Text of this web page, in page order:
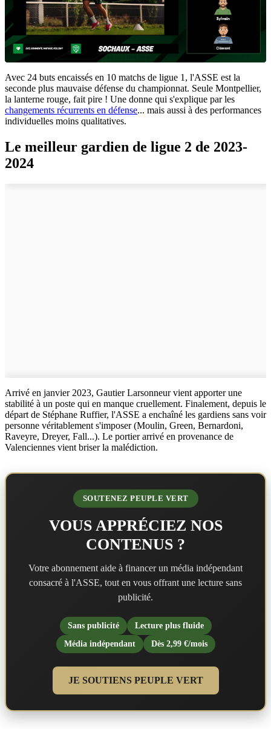
Avec 24 buts encaissés en 10 matchs de ligue 1, l'ASSE est la
seconde plus mauvaise défense du championnat. Seule Montpellier,
la lanterne rouge, fait pire ! Une donne qui s'explique par les
changements récurrents en défense... mais aussi à des performances
individuelles moins qualitatives.
Le meilleur gardien de ligue 2 de 2023-
2024
Arrivé en janvier 2023, Gautier Larsonneur vient apporter une
stabilité à un poste qui en manque cruellement. Finalement, depuis le
départ de Stéphane Ruffier, l'ASSE a enchaîné les gardiens sans voir
personne véritablement s'imposer (Moulin, Green, Bernardoni,
Raveyre, Dreyer, Fall...). Le portier arrivé en provenance de
Valenciennes vient briser la malédiction.
SOUTENEZ PEUPLE VERT
VOUS APPRÉCIEZ NOS
CONTENUS ?
Votre abonnement aide à financer un média indépendant
consacré à l'ASSE, tout en vous offrant une lecture sans
publicité.
Sans publicité
Lecture plus fluide
Média indépendant
Dès 2,99 €/mois
JE SOUTIENS PEUPLE VERT